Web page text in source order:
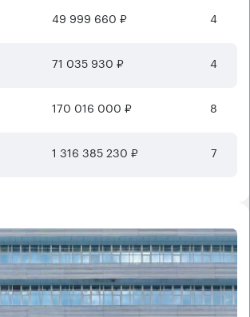
49 999 660 ₽ 4
71 035 930 ₽ 4
170 016 000 ₽ 8
1 316 385 230 ₽ 7